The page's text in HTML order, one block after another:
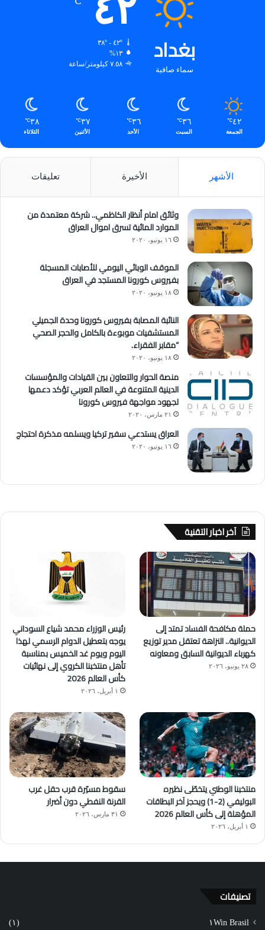
بغداد
سماء صافية
٤٢
٤٢º - ٣٨º
١٣%
٧.٥٨ كيلومتر/ساعة
٤٢℃
الجمعة
٣٦℃
السبت
٣٦℃
الأحد
٣٧℃
الأثنين
٣٨℃
الثلاثاء
الأشهر الأخيرة تعليقات
وثائق امام أنظار الكاظمي.. شركة معتمدة من
الموارد المائية تسرق اموال العراق
١٦ يونيو، ٢٠٢٠
الموقف الوبائي اليومي للأصابات المسجلة
بفيروس كورونا المستجد في العراق
١٨ يونيو، ٢٠٢٠
النائبة المصابة بفيروس كورونا وحدة الجميلي
المستشفيات موبوءة بالكامل والحجر الصحي
“مقابر الفقراء.
١٨ يونيو، ٢٠٢٠
منصة الحوار والتعاون بين القيادات والمؤسسات
الدينية المتنوعة في العالم العربي تؤكد دعمها
لجهود مواجهة فيروس كورونا
٢١ مارس، ٢٠٢٠
العراق يستدعي سفير تركيا ويسلمه مذكرة احتجاج
١٦ يونيو، ٢٠٢٠
آخر اخبار التقنية
حملة مكافحة الفساد تمتد إلى
الديوانية.. النزاهة تعتقل مدير توزيع
كهرباء الديوانية السابق ومعاونه
٢٨ يونيو، ٢٠٢٦
رئيس الوزراء محمد شياع السوداني
يوجه بتعطيل الدوام الرسمي لهذا
اليوم ويوم غد الخميس بمناسبة
تأهل منتخبنا الكروي إلى نهائيات
كأس العالم 2026
١ أبريل، ٢٠٢٦
منتخبنا الوطني يتخطّى نظيره
البوليفي (2-1) ويحجز آخر البطاقات
المؤهلة إلى كأس العالم 2026
١ أبريل، ٢٠٢٦
سقوط مسيّرة قرب حقل غرب
القرنة النفطي دون أضرار
٣١ مارس، ٢٠٢٦
تصنيفات
١Win Brasil (١)